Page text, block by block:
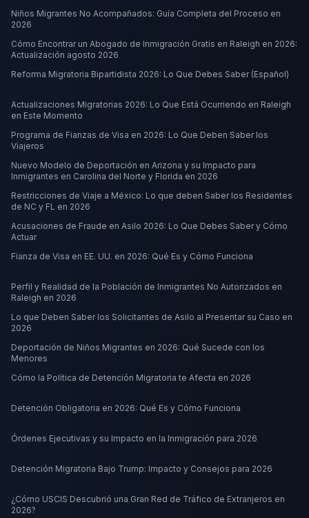
Niños Migrantes No Acompañados: Guía Completa del Proceso en
2026
Cómo Encontrar un Abogado de Inmigración Gratis en Raleigh en 2026:
Actualización agosto 2026
Reforma Migratoria Bipartidista 2026: Lo Que Debes Saber (Español)
Actualizaciones Migratorias 2026: Lo Que Está Ocurriendo en Raleigh
en Este Momento
Programa de Fianzas de Visa en 2026: Lo Que Deben Saber los
Viajeros
Nuevo Modelo de Deportación en Arizona y su Impacto para
Inmigrantes en Carolina del Norte y Florida en 2026
Restricciones de Viaje a México: Lo que deben Saber los Residentes
de NC y FL en 2026
Acusaciones de Fraude en Asilo 2026: Lo Que Debes Saber y Cómo
Actuar
Fianza de Visa en EE. UU. en 2026: Qué Es y Cómo Funciona
Perfil y Realidad de la Población de Inmigrantes No Autorizados en
Raleigh en 2026
Lo que Deben Saber los Solicitantes de Asilo al Presentar su Caso en
2026
Deportación de Niños Migrantes en 2026: Qué Sucede con los
Menores
Cómo la Política de Detención Migratoria te Afecta en 2026
Detención Obligatoria en 2026: Qué Es y Cómo Funciona
Órdenes Ejecutivas y su Impacto en la Inmigración para 2026
Detención Migratoria Bajo Trump: Impacto y Consejos para 2026
¿Cómo USCIS Descubrió una Gran Red de Tráfico de Extranjeros en
2026?